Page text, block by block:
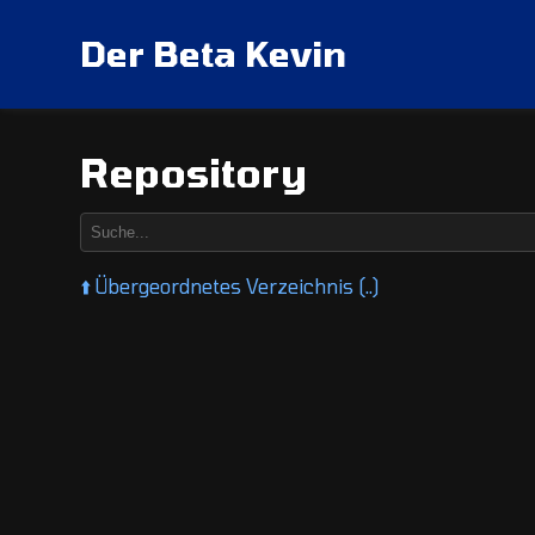
Der Beta Kevin
Repository
⬆️ Übergeordnetes Verzeichnis (..)